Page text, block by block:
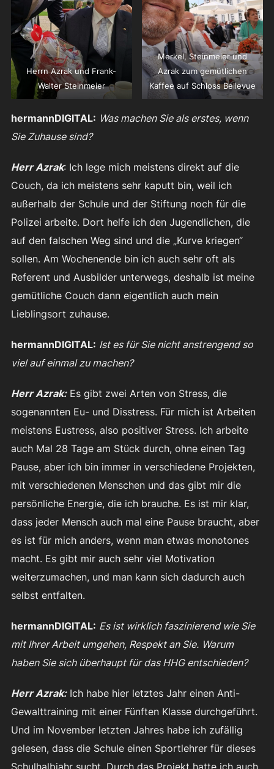
Herrn Azrak und Frank-
Walter Steinmeier
Merkel, Steinmeier und
Azrak zum gemütlichen
Kaffee auf Schloss Bellevue
hermannDIGITAL: Was machen Sie als erstes, wenn
Sie Zuhause sind?
Herr Azrak: Ich lege mich meistens direkt auf die
Couch, da ich meistens sehr kaputt bin, weil ich
außerhalb der Schule und der Stiftung noch für die
Polizei arbeite. Dort helfe ich den Jugendlichen, die
auf den falschen Weg sind und die „Kurve kriegen“
sollen. Am Wochenende bin ich auch sehr oft als
Referent und Ausbilder unterwegs, deshalb ist meine
gemütliche Couch dann eigentlich auch mein
Lieblingsort zuhause.
hermannDIGITAL: Ist es für Sie nicht anstrengend so
viel auf einmal zu machen?
Herr Azrak:Es gibt zwei Arten von Stress, die
sogenannten Eu- und Disstress. Für mich ist Arbeiten
meistens Eustress, also positiver Stress. Ich arbeite
auch Mal 28 Tage am Stück durch, ohne einen Tag
Pause, aber ich bin immer in verschiedene Projekten,
mit verschiedenen Menschen und das gibt mir die
persönliche Energie, die ich brauche. Es ist mir klar,
dass jeder Mensch auch mal eine Pause braucht, aber
es ist für mich anders, wenn man etwas monotones
macht. Es gibt mir auch sehr viel Motivation
weiterzumachen, und man kann sich dadurch auch
selbst entfalten.
hermannDIGITAL: Es ist wirklich faszinierend wie Sie
mit Ihrer Arbeit umgehen, Respekt an Sie. Warum
haben Sie sich überhaupt für das HHG entschieden?
Herr Azrak:Ich habe hier letztes Jahr einen Anti-
Gewalttraining mit einer Fünften Klasse durchgeführt.
Und im November letzten Jahres habe ich zufällig
gelesen, dass die Schule einen Sportlehrer für dieses